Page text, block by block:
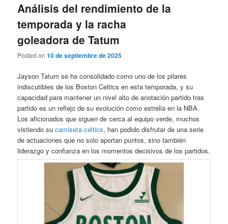
Análisis del rendimiento de la
temporada y la racha
goleadora de Tatum
Posted on10 de septiembre de 2025
Jayson Tatum se ha consolidado como uno de los pilares
indiscutibles de los Boston Celtics en esta temporada, y su
capacidad para mantener un nivel alto de anotación partido tras
partido es un reflejo de su evolución como estrella en la NBA.
Los aficionados que siguen de cerca al equipo verde, muchos
vistiendo sucamiseta celtics, han podido disfrutar de una serie
de actuaciones que no solo aportan puntos, sino también
liderazgo y confianza en los momentos decisivos de los partidos.